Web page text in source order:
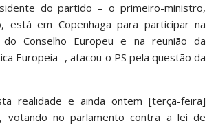
do partido – o primeiro-ministro,
está em Copenhaga para participar na
do Conselho Europeu e na reunião da
Europeia -, atacou o PS pela questão da
realidade e ainda ontem [terça-feira]
votando no parlamento contra a lei de